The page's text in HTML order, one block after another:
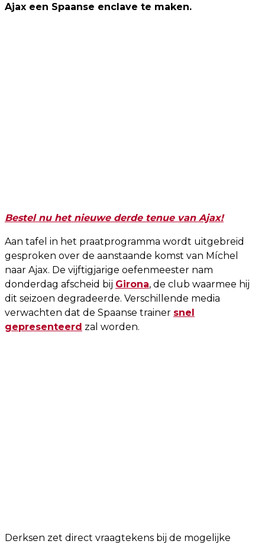
Ajax een Spaanse enclave te maken.
Bestel nu het nieuwe derde tenue van Ajax!
Aan tafel in het praatprogramma wordt uitgebreid
gesproken over de aanstaande komst van Míchel
naar Ajax. De vijftigjarige oefenmeester nam
donderdag afscheid bij Girona, de club waarmee hij
dit seizoen degradeerde. Verschillende media
verwachten dat de Spaanse trainer snel
gepresenteerd zal worden.
Derksen zet direct vraagtekens bij de mogelijke